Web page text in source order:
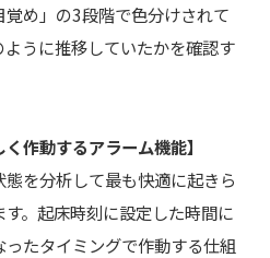
め」の3段階で色分けされて
うに推移していたかを確認す
作動するアラーム機能】
を分析して最も快適に起きら
。起床時刻に設定した時間に
たタイミングで作動する仕組